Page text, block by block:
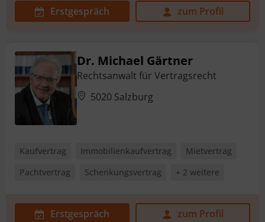
Erstgespräch zum Profil
Dr. Michael Gärtner
Rechtsanwalt für Vertragsrecht
5020 Salzburg
Kaufvertrag Immobilienkaufvertrag
Mietvertrag
Pachtvertrag
Schenkungsvertrag + 2 weitere
Erstgespräch zum Profil